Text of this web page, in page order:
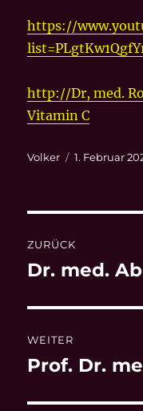
https://
http://Dr, med.
Vitamin C
Autor
Volker 1. Februar
ZURÜCK
Vorheriger
Dr. med.
WEITER
Nächster
Prof. Dr.